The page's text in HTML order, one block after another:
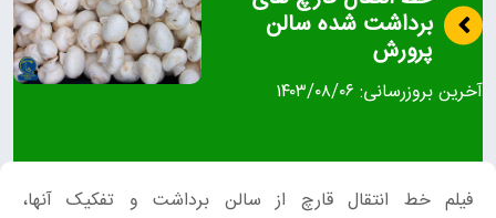
برداشت شده سالن
پرورش
آخرین بروزرسانی: ۱۴۰۳/۰۸/۰۶
فیلم خط انتقال قارچ از سالن برداشت و تفکیک آنها،